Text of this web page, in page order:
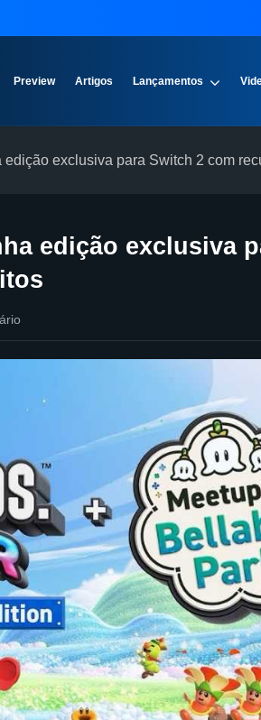
Preview Artigos Lançamentos
exclusiva para Switch 2 com
edição exclusiva